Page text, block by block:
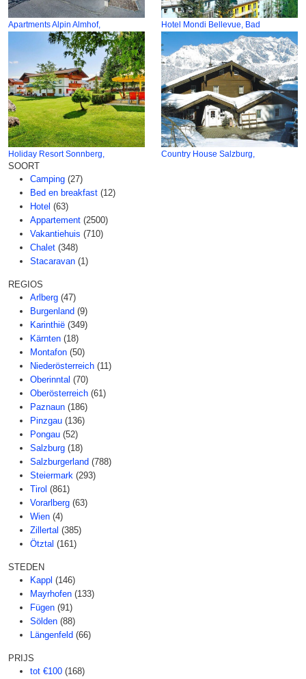
Apartments Alpin Almhof, Hotel Mondi Bellevue, Bad
Holiday Resort Sonnberg, Country House Salzburg,
SOORT
Camping (27)
Bed en breakfast (12)
Hotel (63)
Appartement (2500)
Vakantiehuis (710)
Chalet (348)
Stacaravan (1)
REGIOS
Arlberg (47)
Burgenland (9)
Karinthië (349)
Kärnten (18)
Montafon (50)
Niederösterreich (11)
Oberinntal (70)
Oberösterreich (61)
Paznaun (186)
Pinzgau (136)
Pongau (52)
Salzburg (18)
Salzburgerland (788)
Steiermark (293)
Tirol (861)
Vorarlberg (63)
Wien (4)
Zillertal (385)
Ötztal (161)
STEDEN
Kappl (146)
Mayrhofen (133)
Fügen (91)
Sölden (88)
Längenfeld (66)
PRIJS
tot €100 (168)